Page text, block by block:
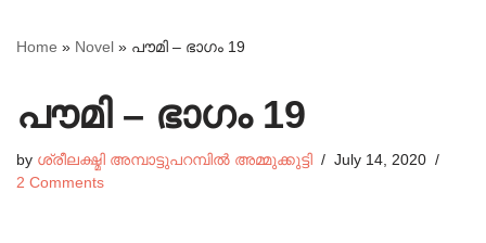
Home » Novel » പൗമി – ഭാഗം 19
പൗമി – ഭാഗം 19
by ശ്രീലക്ഷ്മി അമ്പാട്ടുപറമ്പിൽ അമ്മുക്കുട്ടി
July 14, 2020
2 Comments